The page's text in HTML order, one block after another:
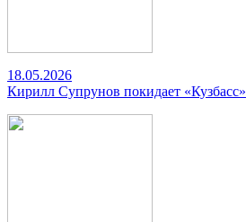
18.05.2026
Кирилл Супрунов покидает «Кузбасс»